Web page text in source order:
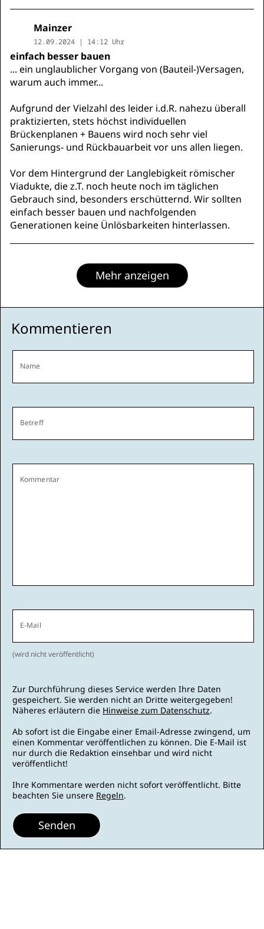
Mainzer
12.09.2024 | 14:12 Uhr
einfach besser bauen
... ein unglaublicher Vorgang von (Bauteil-)Versagen,
warum auch immer...
Aufgrund der Vielzahl des leider i.d.R. nahezu überall
praktizierten, stets höchst individuellen
Brückenplanen + Bauens wird noch sehr viel
Sanierungs- und Rückbauarbeit vor uns allen liegen.
Vor dem Hintergrund der Langlebigkeit römischer
Viadukte, die z.T. noch heute noch im täglichen
Gebrauch sind, besonders erschütternd. Wir sollten
einfach besser bauen und nachfolgenden
Generationen keine Ünlösbarkeiten hinterlassen.
Mehr anzeigen
Kommentieren
Name
Betreff
Kommentar
E-Mail
(wird nicht veröffentlicht)
Zur Durchführung dieses Service werden Ihre Daten
gespeichert. Sie werden nicht an Dritte weitergegeben!
Näheres erläutern die Hinweise zum Datenschutz.
Ab sofort ist die Eingabe einer Email-Adresse zwingend, um
einen Kommentar veröffentlichen zu können. Die E-Mail ist
nur durch die Redaktion einsehbar und wird nicht
veröffentlicht!
Ihre Kommentare werden nicht sofort veröffentlicht. Bitte
beachten Sie unsere Regeln.
Senden